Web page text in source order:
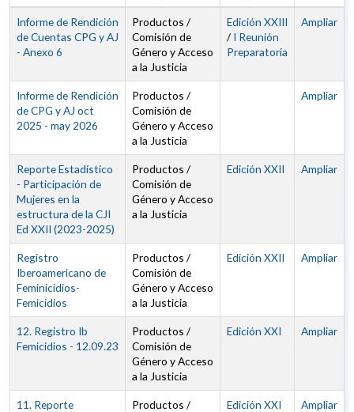
Informe de Rendición
de Cuentas CPG y AJ
- Anexo 6
Productos /
Comisión de
Género y Acceso
a la Justicia
Edición XXIII
/ I Reunión
Preparatoria
Ampliar
Informe de Rendición
de CPG y AJ oct
2025 - may 2026
Productos /
Comisión de
Género y Acceso
a la Justicia
Ampliar
Reporte Estadístico
- Participación de
Mujeres en la
estructura de la CJI
Ed XXII (2023-2025)
Productos /
Comisión de
Género y Acceso
a la Justicia
Edición XXII Ampliar
Registro
Iberoamericano de
Feminicidios-
Femicidios
Productos /
Comisión de
Género y Acceso
a la Justicia
Edición XXII Ampliar
12. Registro Ib
Femicidios - 12.09.23
Productos /
Comisión de
Género y Acceso
a la Justicia
Edición XXI Ampliar
11. Reporte
Productos /
Edición XXI Ampliar